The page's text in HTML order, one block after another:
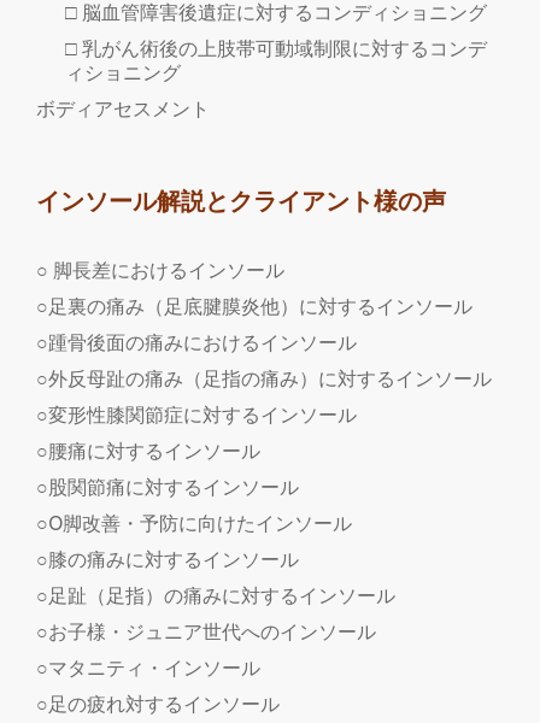
□ 脳血管障害後遺症に対するコンディショニング
□ 乳がん術後の上肢帯可動域制限に対するコンデ
ィショニング
ボディアセスメント
インソール解説とクライアント様の声
○ 脚長差におけるインソール
○足裏の痛み（足底腱膜炎他）に対するインソール
○踵骨後面の痛みにおけるインソール
○外反母趾の痛み（足指の痛み）に対するインソール
○変形性膝関節症に対するインソール
○腰痛に対するインソール
○股関節痛に対するインソール
○O脚改善・予防に向けたインソール
○膝の痛みに対するインソール
○足趾（足指）の痛みに対するインソール
○お子様・ジュニア世代へのインソール
○マタニティ・インソール
○足の疲れ対するインソール